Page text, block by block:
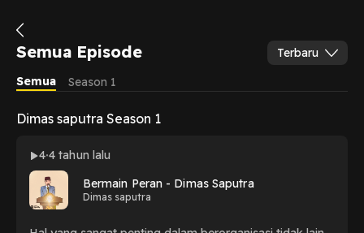
Semua Episode
Terbaru
Semua
Season 1
Dimas saputra Season 1
4 4 tahun lalu
Bermain Peran - Dimas Saputra
Dimas saputra